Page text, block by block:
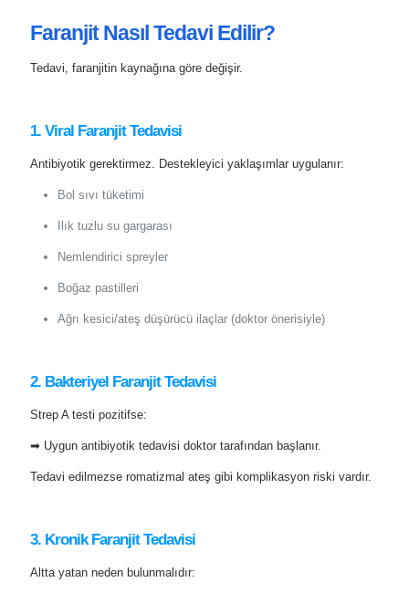
Faranjit Nasıl Tedavi Edilir?
Tedavi, faranjitin kaynağına göre değişir.
1. Viral Faranjit Tedavisi
Antibiyotik gerektirmez. Destekleyici yaklaşımlar uygulanır:
Bol sıvı tüketimi
Ilık tuzlu su gargarası
Nemlendirici spreyler
Boğaz pastilleri
Ağrı kesici/ateş düşürücü ilaçlar (doktor önerisiyle)
2. Bakteriyel Faranjit Tedavisi
Strep A testi pozitifse:
➡ Uygun antibiyotik tedavisi doktor tarafından başlanır.
Tedavi edilmezse romatizmal ateş gibi komplikasyon riski vardır.
3. Kronik Faranjit Tedavisi
Altta yatan neden bulunmalıdır: